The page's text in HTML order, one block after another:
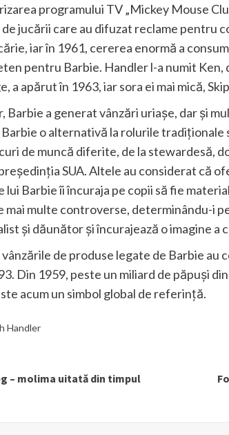
programului TV „Mickey Mouse
jucării care au difuzat reclame pentru
iar în 1961, cererea enormă a
pentru Barbie. Handler l-a numit
a apărut în 1963, iar sora ei mai mică,
Barbie a generat vânzări uriașe, dar și
o alternativă la rolurile tradiționale
de muncă diferite, de la stewardesă,
SUA. Altele au considerat că
lui Barbie îi încuraja pe copii să fie
mai multe controverse, determinându-i
și dăunător și încurajează o imagine a
de produse legate de Barbie au
Din 1959, peste un miliard de păpuși
acum un simbol global de referință.
Handler
– molima uitată din timpul